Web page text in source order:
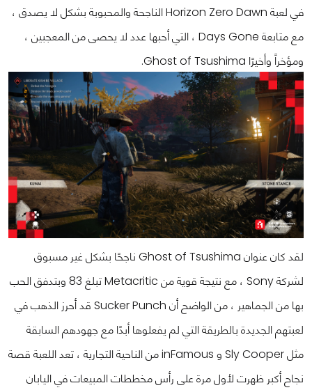
في لعبة Horizon Zero Dawn الناجحة والمحبوبة بشكل لا يصدق ،
مع متابعة Days Gone ، التي أحبها عدد لا يحصى من المعجبين ،
ومؤخراً وأخيرًا Ghost of Tsushima.
لقد كان عنوان Ghost of Tsushima ناجحًا بشكل غير مسبوق
لشركة Sony ، مع نتيجة قوية من Metacritic تبلغ 83 وبتدفق الحب
بها من الجماهير ، من الواضح أن Sucker Punch قد أحرز الذهب في
لعبتهم الجديدة بالطريقة التي لم يفعلوها أبدًا مع جهودهم السابقة
مثل Sly Cooper و inFamous من الناحية التجارية ، تعد اللعبة قصة
نجاح أكبر ظهرت لأول مرة على رأس مخططات المبيعات في اليابان